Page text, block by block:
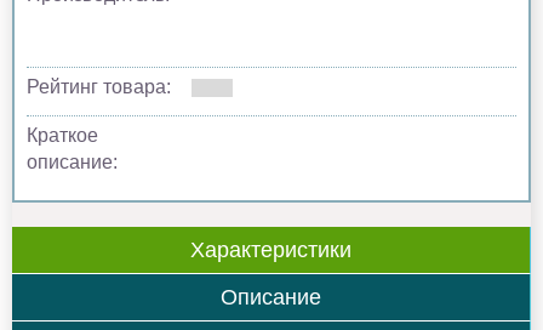
Рейтинг товара:
Краткое
описание:
Характеристики
Описание